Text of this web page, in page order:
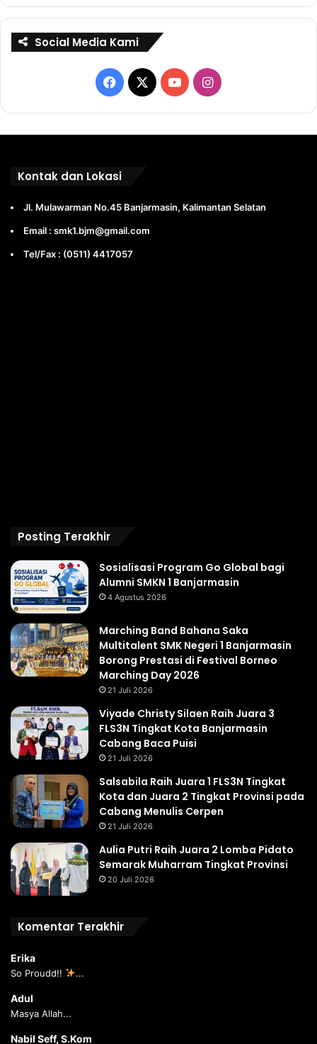
Social Media Kami
Facebook
X YouTubeInstagram
Kontak dan Lokasi
Jl. Mulawarman No.45 Banjarmasin, Kalimantan Selatan
Email : smk1.bjm@gmail.com
Tel/Fax : (0511) 4417057
Posting Terakhir
Sosialisasi Program Go Global bagi
Alumni SMKN 1 Banjarmasin
4 Agustus 2026
Marching Band Bahana Saka
Multitalent SMK Negeri 1 Banjarmasin
Borong Prestasi di Festival Borneo
Marching Day 2026
21 Juli 2026
Viyade Christy Silaen Raih Juara 3
FLS3N Tingkat Kota Banjarmasin
Cabang Baca Puisi
21 Juli 2026
Salsabila Raih Juara 1 FLS3N Tingkat
Kota dan Juara 2 Tingkat Provinsi pada
Cabang Menulis Cerpen
21 Juli 2026
Aulia Putri Raih Juara 2 Lomba Pidato
Semarak Muharram Tingkat Provinsi
20 Juli 2026
Komentar Terakhir
Erika
So Proudd!! ...
Adul
Masya Allah...
Nabil Seff, S.Kom